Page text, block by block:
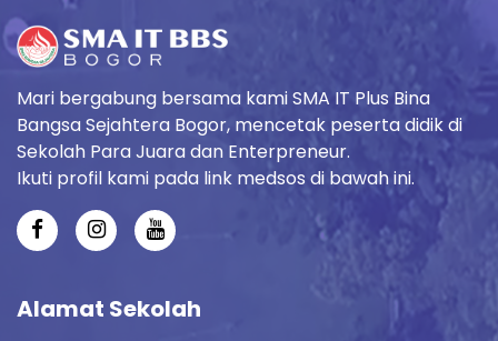
Mari bergabung bersama kami SMA IT Plus Bina
Bangsa Sejahtera Bogor, mencetak peserta didik di
Sekolah Para Juara dan Enterpreneur.
Ikuti profil kami pada link medsos di bawah ini.
Alamat Sekolah